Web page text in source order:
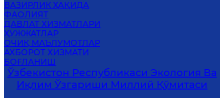
ВАЗИРЛИК ҲАҚИДА
ФАОЛИЯТ
ДАВЛАТ ХИЗМАТЛАРИ
ҲУЖЖАТЛАР
ОЧИҚ МАЪЛУМОТЛАР
АХБОРОТ ХИЗМАТИ
БОҒЛАНИШ
Ўзбекистон Республикаси Экология Ва
Иқлим Ўзгариши Миллий Қўмитаси